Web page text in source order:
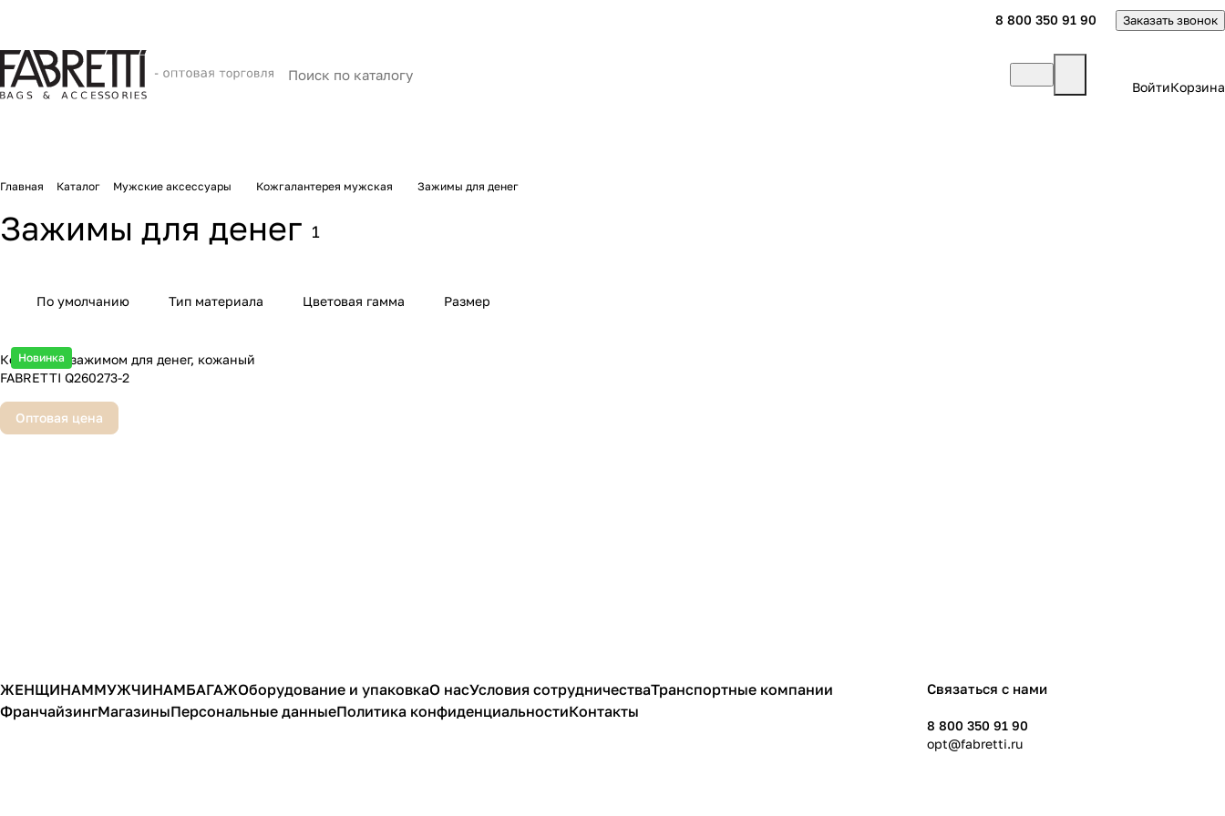
8 800 350 91 90 Заказать звонок
ВойтиКорзина
Главная Каталог Мужские аксессуары Кожгалантерея мужская Зажимы для денег
Зажимы для денег 1
По умолчанию Тип материала Цветовая гамма Размер
Новинка
Кошелек с зажимом для денег, кожаный
FABRETTI Q260273-2
Оптовая цена
ЖЕНЩИНАММУЖЧИНАМБАГАЖОборудование и упаковкаО насУсловия сотрудничестваТранспортные компании
ФранчайзингМагазиныПерсональные данныеПолитика конфиденциальностиКонтакты
Связаться с нами
8 800 350 91 90
opt@fabretti.ru